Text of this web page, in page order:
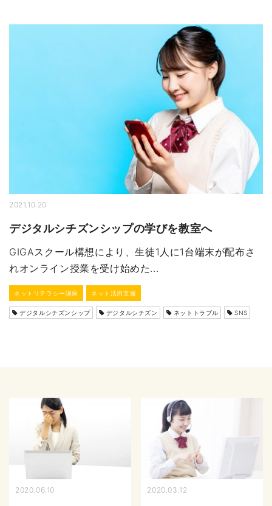
2021.10.20
デジタルシチズンシップの学びを教室へ
GIGAスクール構想により、生徒1人に1台端末が配布さ
れオンライン授業を受け始めた...
ネットリテラシー講座 ネット活用支援
デジタルシチズンシップ デジタルシチズン ネットトラブル SNS
2020.06.10 2020.03.12